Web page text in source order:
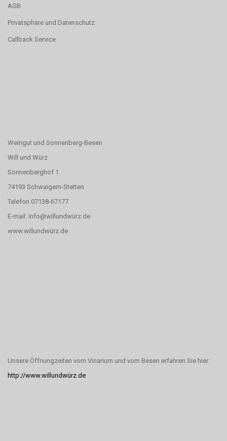
AGB
Privatsphäre und Datenschutz
Callback Service
Weingut und Sonnenberg-Besen
Will und Würz
Sonnenberghof 1
74193 Schwaigern-Stetten
Telefon 07138-67177
E-mail: info@willundwürz.de
www.willundwürz.de
Unsere Öffnungzeiten vom Vinarium und vom Besen erfahren Sie hier:
http://www.willundwürz.de